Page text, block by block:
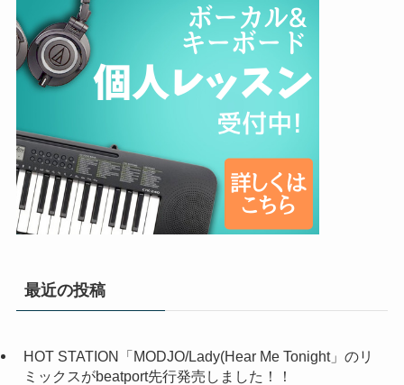
最近の投稿
HOT STATION「MODJO/Lady(Hear Me Tonight」のリ
ミックスがbeatport先行発売しました！！